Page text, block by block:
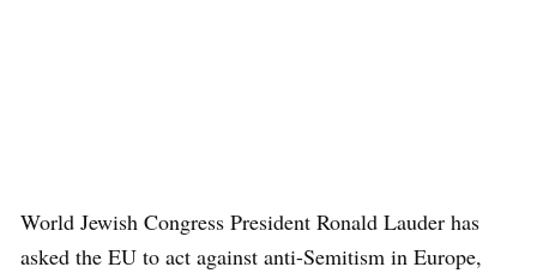
World Jewish Congress President Ronald Lauder has
asked the EU to act against anti-Semitism in Europe,